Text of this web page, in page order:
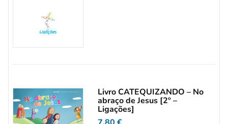
Livro CATEQUIZANDO – No
abraço de Jesus [2º –
Ligações]